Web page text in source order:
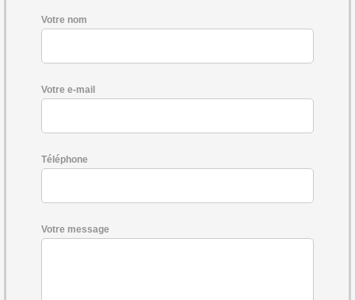
Votre nom
Votre e-mail
Téléphone
Votre message